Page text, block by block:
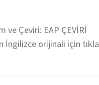
ve Çeviri: EAP ÇEVİRİ
İngilizce orijinali için